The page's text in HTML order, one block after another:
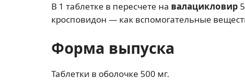
В 1 таблетке в пересчете на валацикловир
кросповидон — как вспомогательные
Форма выпуска
Таблетки в оболочке 500 мг.